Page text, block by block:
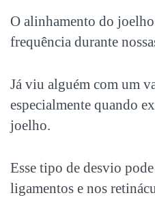
O alinhamento do
frequência durante
Já viu alguém com um
especialmente quando
joelho.
Esse tipo de desvio
ligamentos e nos